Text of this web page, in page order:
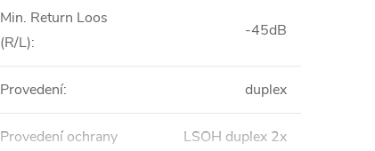
Min. Return Loos
(R/L):
-45dB
Provedení: duplex
Provedení ochrany
LSOH duplex 2x